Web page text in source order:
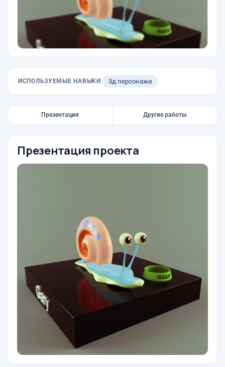
ИСПОЛЬЗУЕМЫЕ НАВЫКИ 3д персонажи
Презентация Другие работы
Презентация проекта